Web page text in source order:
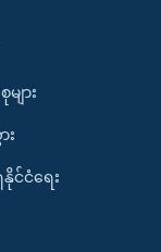
ျား
း
င်ငံရေး